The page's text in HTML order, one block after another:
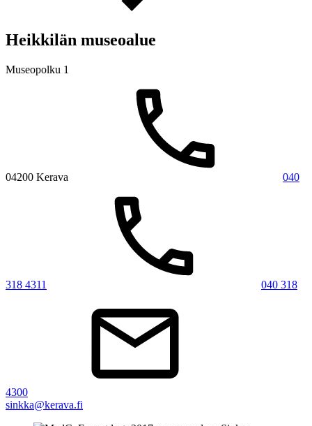
Heikkilän museoalue
Museopolku 1
04200 Kerava 040
318 4311 040 318
4300
sinkka@kerava.fi